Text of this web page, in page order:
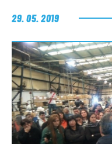
29. 05. 2019